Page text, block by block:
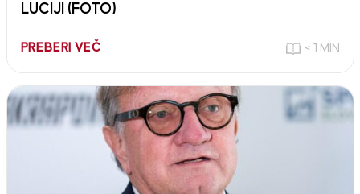
LUCIJI (FOTO)
PREBERI VEČ < 1 MIN